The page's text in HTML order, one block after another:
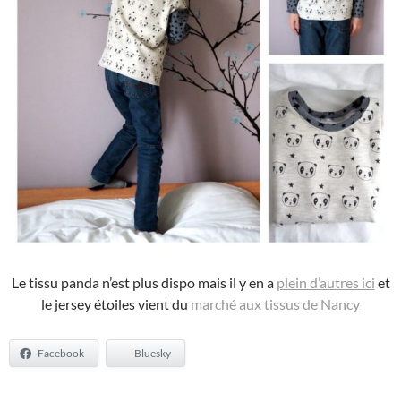
Le tissu panda n’est plus dispo mais il y en a plein d’autres ici et
le jersey étoiles vient du marché aux tissus de Nancy
Facebook Bluesky